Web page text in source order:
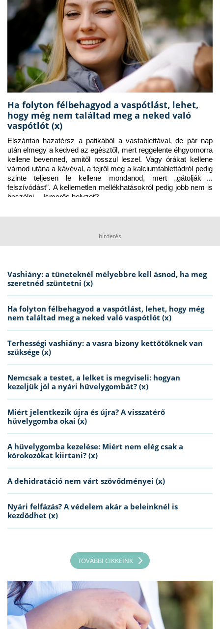
Ha folyton félbehagyod a vaspótlást, lehet,
hogy még nem találtad meg a neked való
vaspótlót (x)
Elszántan hazatérsz a patikából a vastablettával, de pár nap
után elmegy a kedved az egésztől, mert reggelente éhgyomorra
kellene bevenned, amitől rosszul leszel. Vagy órákat kellene
várnod utána a kávéval, a tejről meg a kalciumtablettádról pedig
szinte teljesen le kellene mondanod, mert „gátolják a
felszívódást”. A kellemetlen mellékhatásokról pedig jobb nem is
beszélni… Ismerős helyzet?
hirdetés
Vashiány: a tüneteknél mélyebbre kell ásnod, ha meg
szeretnéd szüntetni (x)
Ha folyton félbehagyod a vaspótlást, lehet, hogy még
nem találtad meg a neked való vaspótlót (x)
Terhességi vashiány: a vasra bizony kettőtöknek van
szüksége (x)
Nemcsak a testet, a lelket is megviseli: hogyan
kezeljük jól a nyári hüvelygombát? (x)
Miért jelentkezik újra és újra? A visszatérő
hüvelygomba okai (x)
A hüvelygomba kezelése: Miért nem elég csak a
kórokozókat kiirtani? (x)
A dehidratáció nem várt szövődményei (x)
Nyári felfázás? A védelem akár a beleinknél is
kezdődhet (x)
TOVÁBBI CIKKEINK